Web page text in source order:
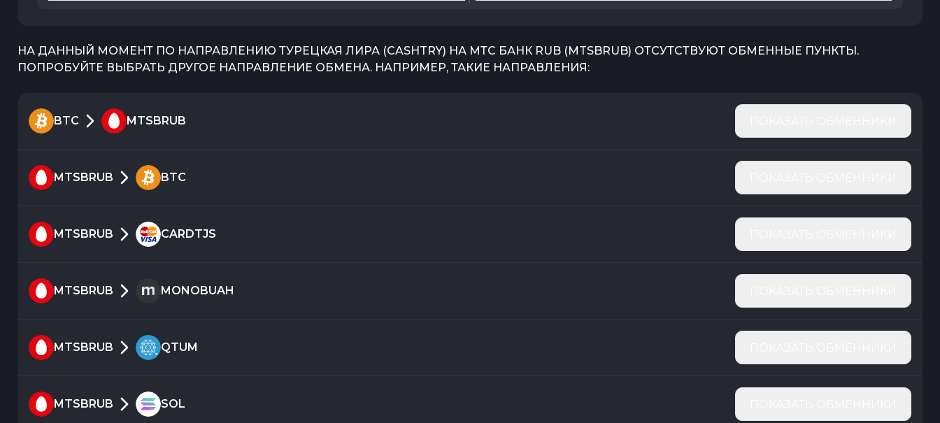
НА ДАННЫЙ МОМЕНТ ПО НАПРАВЛЕНИЮ ТУРЕЦКАЯ ЛИРА (CASHTRY) НА МТС БАНК RUB (MTSBRUB) ОТСУТСТВУЮТ ОБМЕННЫЕ ПУНКТЫ.
ПОПРОБУЙТЕ ВЫБРАТЬ ДРУГОЕ НАПРАВЛЕНИЕ ОБМЕНА. НАПРИМЕР, ТАКИЕ НАПРАВЛЕНИЯ:
BTC MTSBRUB
MTSBRUB BTC
MTSBRUB CARDTJS
MTSBRUB MONOBUAH
MTSBRUB QTUM
MTSBRUB SOL